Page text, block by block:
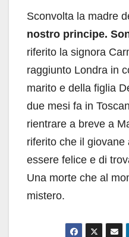
Sconvolta la madre
nostro principe.
riferito la signora
raggiunto Londra in
marito e della figlia
due mesi fa in
rientrare a breve a
riferito che il giovane
essere felice e di
Una morte che al
mistero.